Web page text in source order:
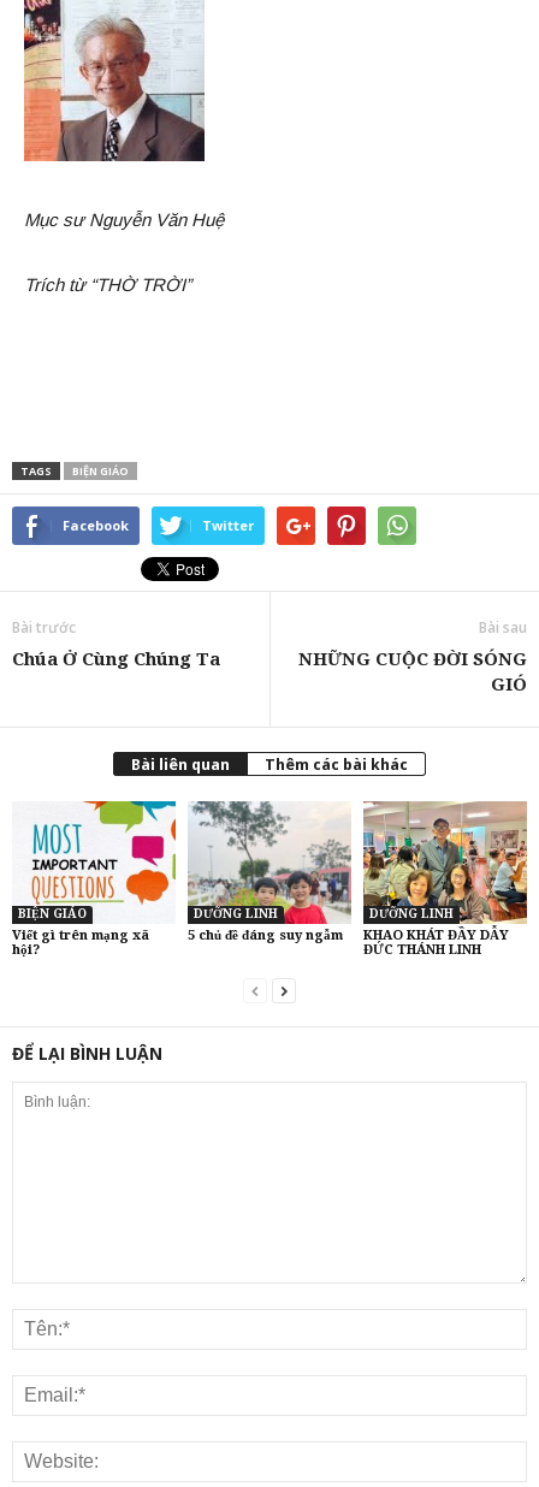
Mục sư Nguyễn Văn Huệ
Trích từ “THỜ TRỜI”
TAGS BIỆN GIÁO
Facebook Twitter
Bài trước
Chúa Ở Cùng Chúng Ta
Bài sau
NHỮNG CUỘC ĐỜI SÓNG
GIÓ
Bài liên quan Thêm các bài khác
BIỆN GIÁO
Viết gì trên mạng xã
hội?
DƯỠNG LINH
5 chủ đề đáng suy ngẫm
DƯỠNG LINH
KHAO KHÁT ĐẦY DẪY
ĐỨC THÁNH LINH
ĐỂ LẠI BÌNH LUẬN